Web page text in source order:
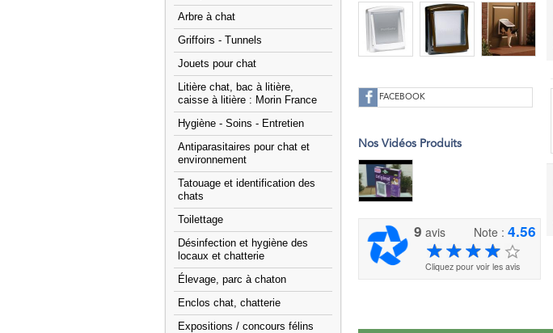
Arbre à chat
Griffoirs - Tunnels
Jouets pour chat
Litière chat, bac à litière,
caisse à litière : Morin France
Hygiène - Soins - Entretien
Antiparasitaires pour chat et
environnement
Tatouage et identification des
chats
Toilettage
Désinfection et hygiène des
locaux et chatterie
Élevage, parc à chaton
Enclos chat, chatterie
Expositions / concours félins
FACEBOOK
Nos Vidéos Produits
9 avis Note :4.56
Cliquez pour voir les avis